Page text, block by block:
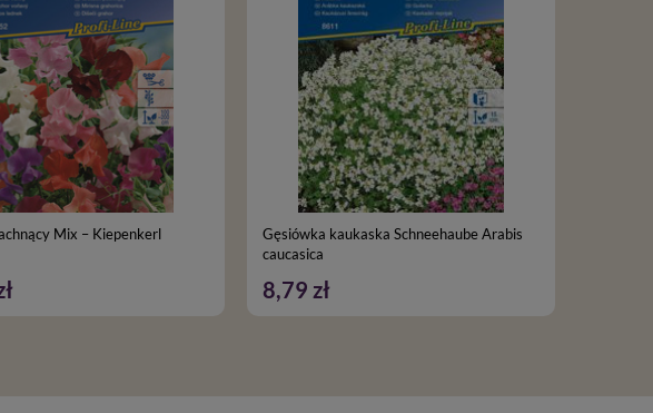
Mix – Kiepenkerl
Gęsiówka kaukaska Schneehaube Arabis
caucasica
8,79 zł